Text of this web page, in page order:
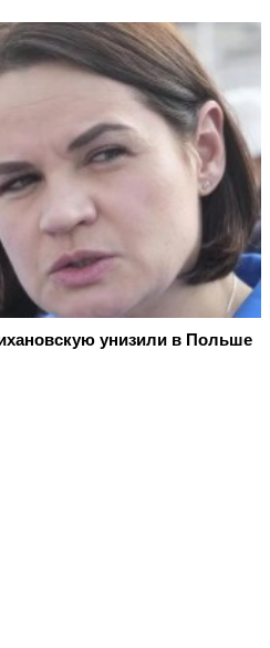
унизили в Польше